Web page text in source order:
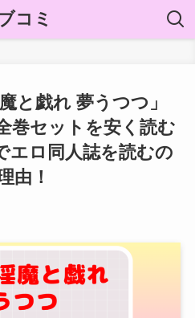
コミ
と戯れ 夢うつつ」
巻セットを安く読む
エロ同人誌を読むの
由！